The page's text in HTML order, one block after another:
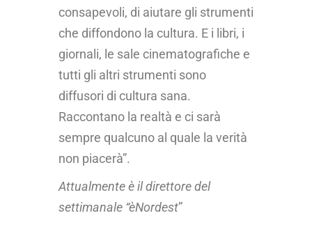
consapevoli, di aiutare gli strumenti
che diffondono la cultura. E i libri, i
giornali, le sale cinematografiche e
tutti gli altri strumenti sono
diffusori di cultura sana.
Raccontano la realtà e ci sarà
sempre qualcuno al quale la verità
non piacerà”.
Attualmente è il direttore del
settimanale “èNordest”